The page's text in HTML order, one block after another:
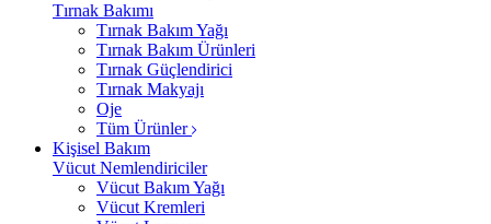
Tırnak Bakımı
Tırnak Bakım Yağı
Tırnak Bakım Ürünleri
Tırnak Güçlendirici
Tırnak Makyajı
Oje
Tüm Ürünler
Kişisel Bakım
Vücut Nemlendiriciler
Vücut Bakım Yağı
Vücut Kremleri